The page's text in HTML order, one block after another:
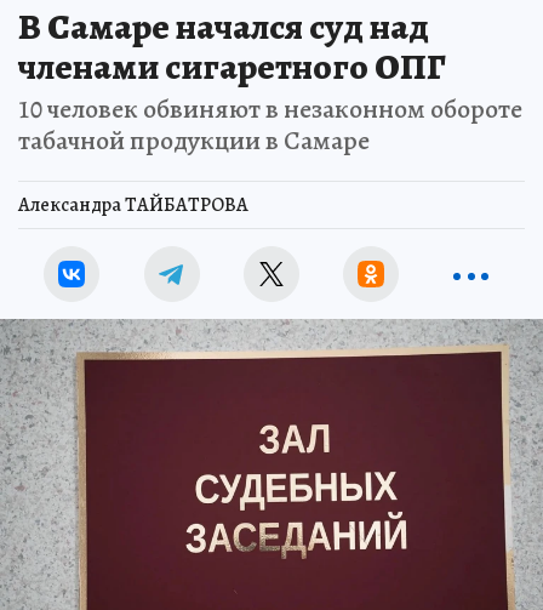
В Самаре начался суд над
членами сигаретного ОПГ
10 человек обвиняют в незаконном обороте
табачной продукции в Самаре
Александра ТАЙБАТРОВА